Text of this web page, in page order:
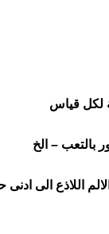
لكل قياس
بالتعب – الخ
اللاذع الى ادنى